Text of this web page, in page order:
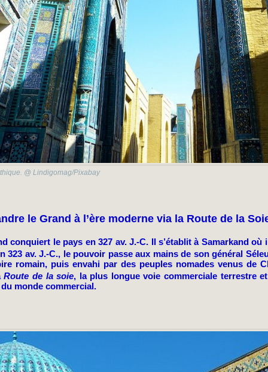
@ Lindigomag/Pixabay
le Grand à l’ère moderne via la Route de la
conquiert le pays en 327 av. J.-C. Il s’établit à Samarkand
323 av. J.-C., le pouvoir passe aux mains de son général
romain, puis envahi par des peuples nomades venus de
Route de la soie, la plus longue voie commerciale terrestre
monde commercial.